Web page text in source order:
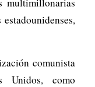
comunista
Unidos, como